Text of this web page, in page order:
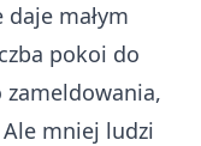
małym
pokoi do
mniej ludzi